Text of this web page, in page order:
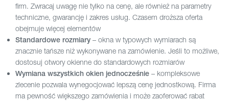
firm. Zwracaj uwagę nie tylko na cenę, ale również na parametry
techniczne, gwarancję i zakres usług. Czasem droższa oferta
obejmuje więcej elementów
Standardowe rozmiary – okna w typowych wymiarach są
znacznie tańsze niż wykonywane na zamówienie. Jeśli to możliwe,
dostosuj otwory okienne do standardowych rozmiarów
Wymiana wszystkich okien jednocześnie – kompleksowe
zlecenie pozwala wynegocjować lepszą cenę jednostkową. Firma
ma pewność większego zamówienia i może zaoferować rabat